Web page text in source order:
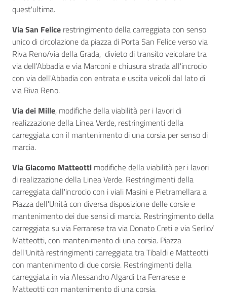
quest'ultima.
Via San Felice restringimento della carreggiata con senso
unico di circolazione da piazza di Porta San Felice verso via
Riva Reno/via della Grada, divieto di transito veicolare tra
via dell'Abbadia e via Marconi e chiusura strada all'incrocio
con via dell'Abbadia con entrata e uscita veicoli dal lato di
via Riva Reno.
Via dei Mille, modifiche della viabilità per i lavori di
realizzazione della Linea Verde, restringimenti della
carreggiata con il mantenimento di una corsia per senso di
marcia.
Via Giacomo Matteotti modifiche della viabilità per i lavori
di realizzazione della Linea Verde. Restringimenti della
carreggiata dall'incrocio con i viali Masini e Pietramellara a
Piazza dell'Unità con diversa disposizione delle corsie e
mantenimento dei due sensi di marcia. Restringimento della
carreggiata su via Ferrarese tra via Donato Creti e via Serlio/
Matteotti, con mantenimento di una corsia. Piazza
dell'Unità restringimenti carreggiata tra Tibaldi e Matteotti
con mantenimento di due corsie. Restringimenti della
carreggiata in via Alessandro Algardi tra Ferrarese e
Matteotti con mantenimento di una corsia.